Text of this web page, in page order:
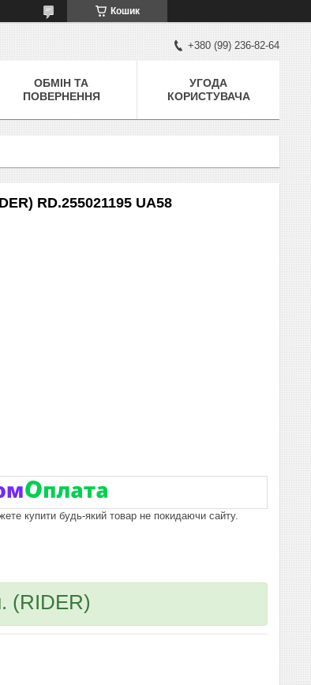
Кошик
+380 (99) 236-82-64
ОБМІН ТА
ПОВЕРНЕННЯ
УГОДА
КОРИСТУВАЧА
RD.255021195 UA58
купити будь-який товар не покидаючи сайту.
(RIDER)